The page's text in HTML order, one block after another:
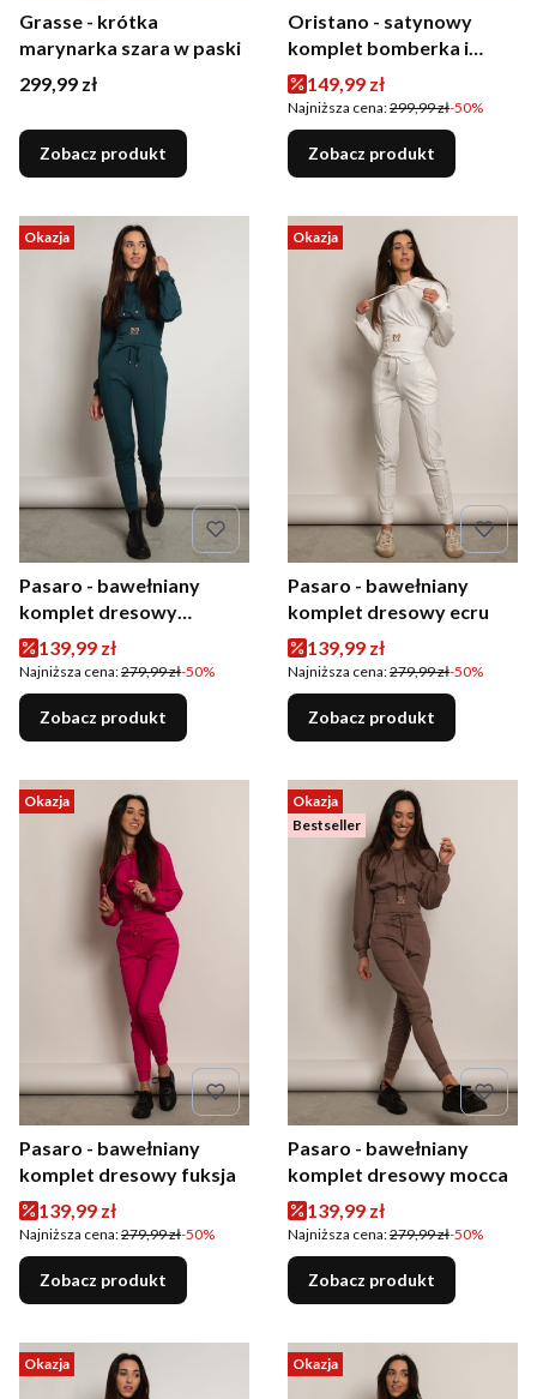
Grasse - krótka
marynarka szara w paski
Cena
299,99 zł
Zobacz produkt
Oristano - satynowy
komplet bomberka i
spodnie czarny
Cena promocyjna
149,99 zł
Najniższa cena:299,99 zł-50%
Zobacz produkt
Okazja
Pasaro - bawełniany
komplet dresowy
butelkowa zieleń
Cena promocyjna
139,99 zł
Najniższa cena:279,99 zł-50%
Zobacz produkt
Okazja
Pasaro - bawełniany
komplet dresowy ecru
Cena promocyjna
139,99 zł
Najniższa cena:279,99 zł-50%
Zobacz produkt
Okazja
Pasaro - bawełniany
komplet dresowy fuksja
Cena promocyjna
139,99 zł
Najniższa cena:279,99 zł-50%
Zobacz produkt
Okazja
Bestseller
Pasaro - bawełniany
komplet dresowy mocca
Cena promocyjna
139,99 zł
Najniższa cena:279,99 zł-50%
Zobacz produkt
Okazja Okazja